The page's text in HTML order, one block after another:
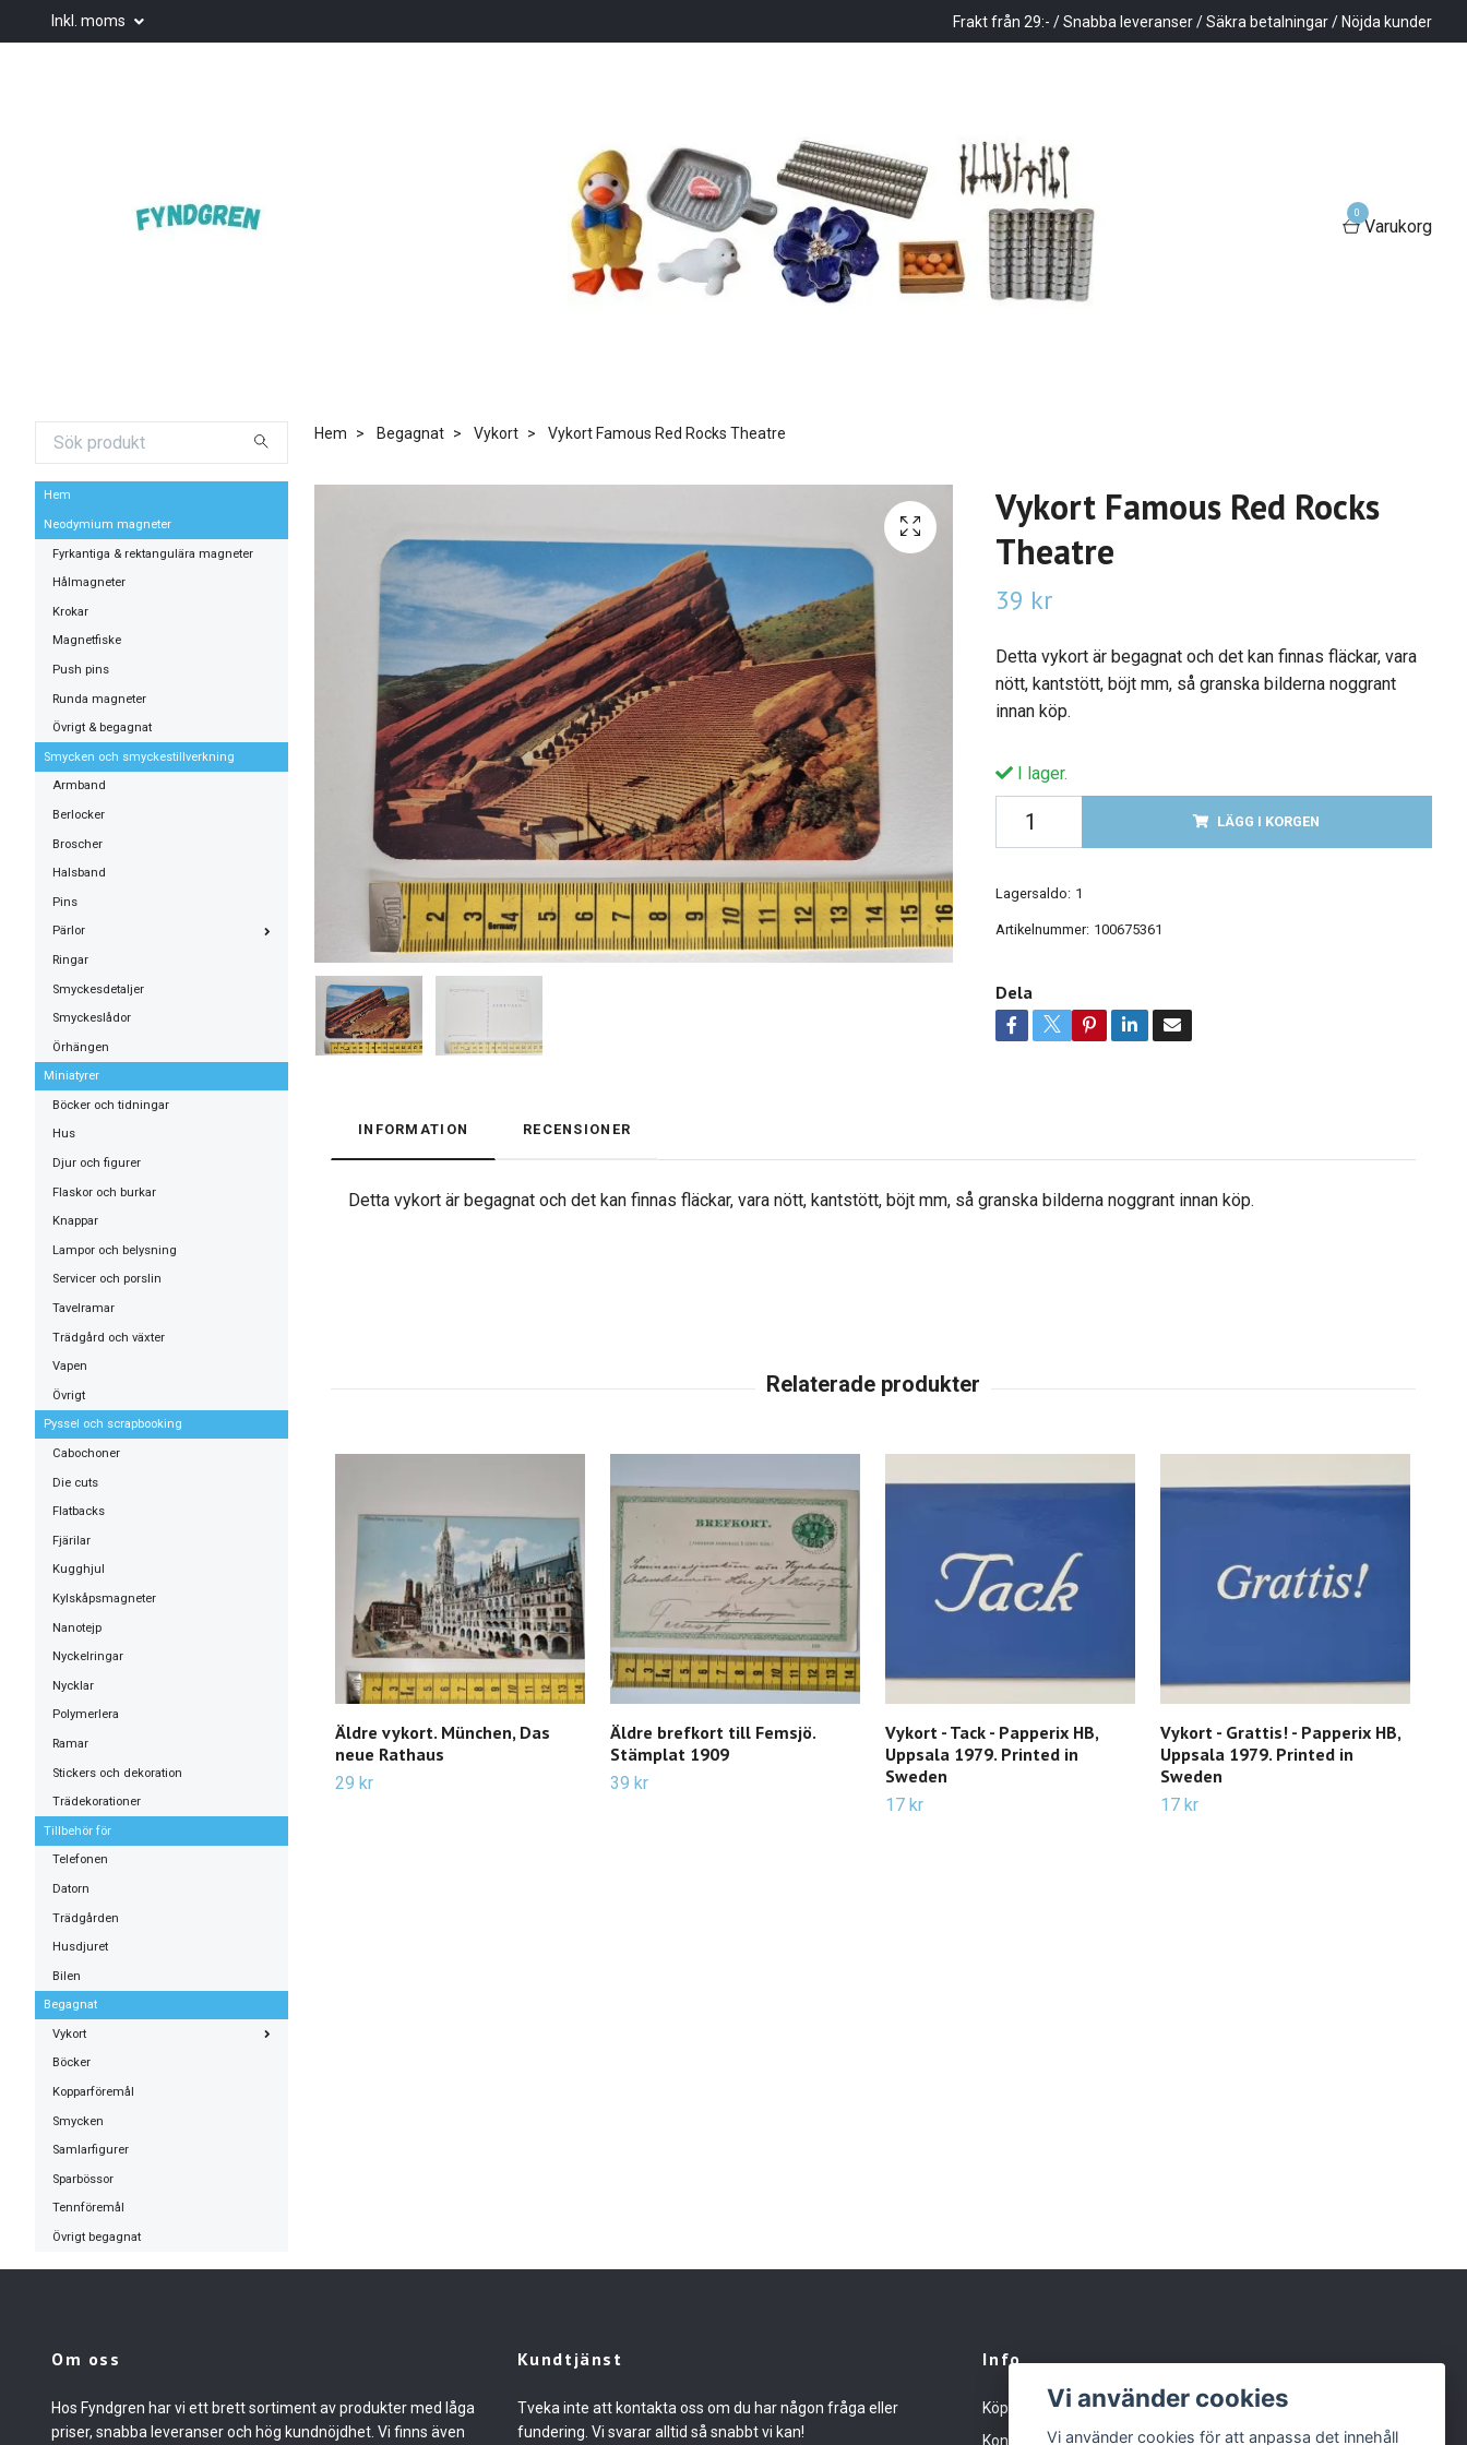
Inkl. moms Frakt från 29:- / Snabba leveranser / Säkra betalningar / Nöjda kunder
0
Varukorg
Hem
Neodymium magneter
Fyrkantiga & rektangulära magneter
Hålmagneter
Krokar
Magnetfiske
Push pins
Runda magneter
Övrigt & begagnat
Smycken och smyckestillverkning
Armband
Berlocker
Broscher
Halsband
Pins
Pärlor
Ringar
Smyckesdetaljer
Smyckeslådor
Örhängen
Miniatyrer
Böcker och tidningar
Hus
Djur och figurer
Flaskor och burkar
Knappar
Lampor och belysning
Servicer och porslin
Tavelramar
Trädgård och växter
Vapen
Övrigt
Pyssel och scrapbooking
Cabochoner
Die cuts
Flatbacks
Fjärilar
Kugghjul
Kylskåpsmagneter
Nanotejp
Nyckelringar
Nycklar
Polymerlera
Ramar
Stickers och dekoration
Trädekorationer
Tillbehör för
Telefonen
Datorn
Trädgården
Husdjuret
Bilen
Begagnat
Vykort
Böcker
Kopparföremål
Smycken
Samlarfigurer
Sparbössor
Tennföremål
Övrigt begagnat
Hem Begagnat Vykort Vykort Famous Red Rocks Theatre
Vykort Famous Red Rocks
Theatre
39 kr
Detta vykort är begagnat och det kan finnas fläckar, vara
nött, kantstött, böjt mm, så granska bilderna noggrant
innan köp.
I lager.
LÄGG I KORGEN
Lagersaldo: 1
Artikelnummer: 100675361
Dela
INFORMATION RECENSIONER
Detta vykort är begagnat och det kan finnas fläckar, vara nött, kantstött, böjt mm, så granska bilderna noggrant innan köp.
Äldre vykort. München, Das
neue Rathaus
29 kr
Äldre brefkort till Femsjö.
Stämplat 1909
39 kr
Vykort - Tack - Papperix HB,
Uppsala 1979. Printed in
Sweden
17 kr
Vykort - Grattis! - Papperix HB,
Uppsala 1979. Printed in
Sweden
17 kr
Om oss
Hos Fyndgren har vi ett brett sortiment av produkter med låga
priser, snabba leveranser och hög kundnöjdhet. Vi finns även
Kundtjänst
Tveka inte att kontakta oss om du har någon fråga eller
fundering. Vi svarar alltid så snabbt vi kan!
Info
Köpvillkor
Kontakt
Vi använder cookies
Vi använder cookies för att anpassa det innehåll